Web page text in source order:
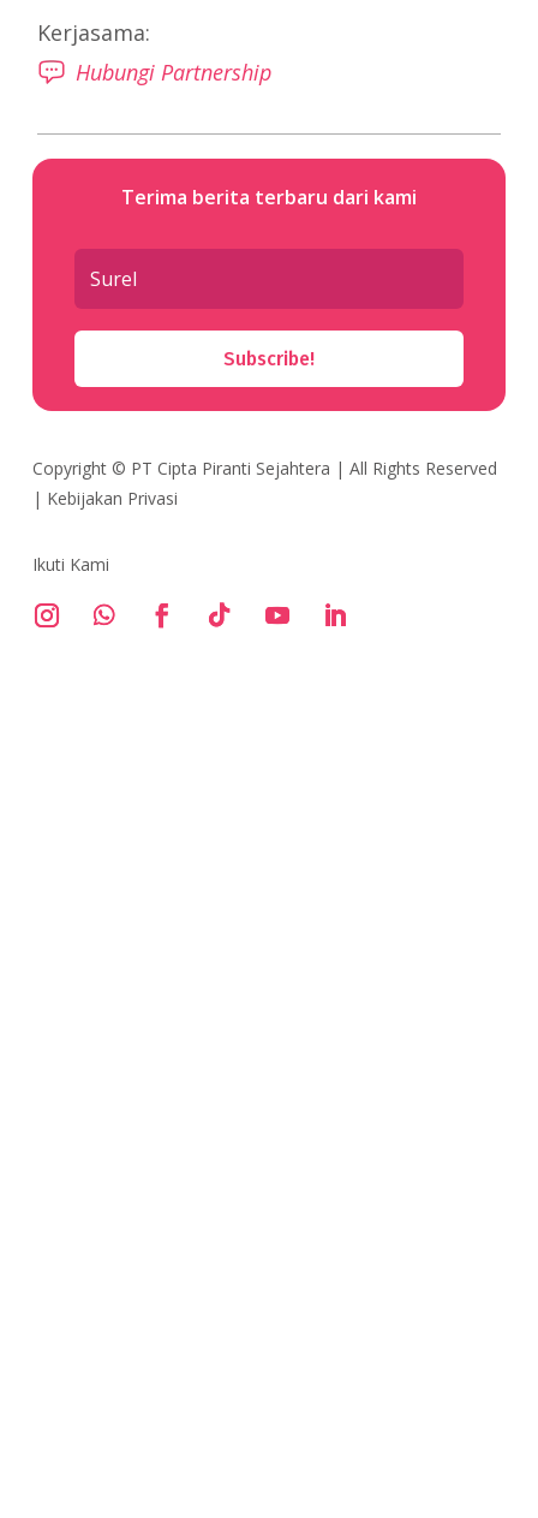
Kerjasama:
Hubungi Partnership
Terima berita terbaru dari kami
Subscribe!
Copyright © PT Cipta Piranti Sejahtera | All Rights Reserved
| Kebijakan Privasi
Ikuti Kami